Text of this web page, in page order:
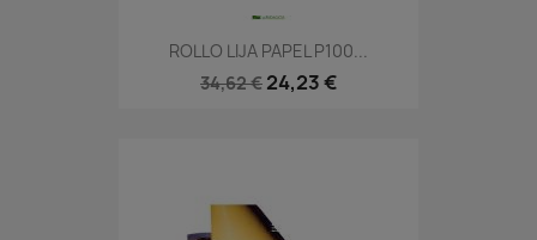
ROLLO LIJA PAPEL P100...
34,62 € 24,23 €